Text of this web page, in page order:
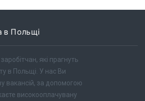
в Польщі
які прагнуть
в Польщі. У нас Ви
вакансій, за допомогою
високооплачувану